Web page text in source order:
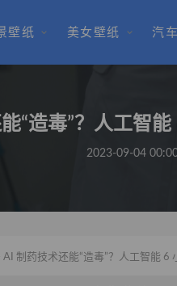
壁纸 美女壁纸 汽
“造毒”？人工智
2023-09-04
AI 制药技术还能“造毒”？人工智能